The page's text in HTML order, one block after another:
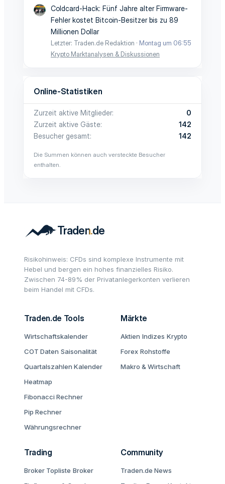
Coldcard-Hack: Fünf Jahre alter Firmware-
Fehler kostet Bitcoin-Besitzer bis zu 89
Millionen Dollar
Letzter: Traden.de Redaktion
Montag um 06:55
Krypto Marktanalysen & Diskussionen
Online-Statistiken
Zurzeit aktive Mitglieder
0
Zurzeit aktive Gäste
142
Besucher gesamt
142
Die Summen können auch versteckte Besucher
enthalten.
Risikohinweis: CFDs sind komplexe Instrumente mit
Hebel und bergen ein hohes finanzielles Risiko.
Zwischen 74-89% der Privatanlegerkonten verlieren
beim Handel mit CFDs.
Traden.de Tools
Wirtschaftskalender
COT Daten Saisonalität
Quartalszahlen Kalender
Heatmap
Fibonacci Rechner
Pip Rechner
Währungsrechner
Märkte
Aktien Indizes Krypto
Forex Rohstoffe
Makro & Wirtschaft
Trading
Broker Topliste Broker
Community
Traden.de News